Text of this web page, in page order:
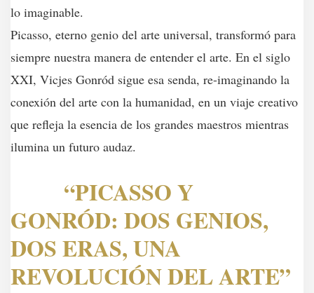
lo imaginable.
Picasso, eterno genio del arte universal, transformó para
siempre nuestra manera de entender el arte. En el siglo
XXI, Vicjes Gonród sigue esa senda, re-imaginando la
conexión del arte con la humanidad, en un viaje creativo
que refleja la esencia de los grandes maestros mientras
ilumina un futuro audaz.
“PICASSO Y
GONRÓD: DOS GENIOS,
DOS ERAS, UNA
REVOLUCIÓN DEL ARTE”